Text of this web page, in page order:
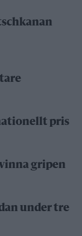
pris
gripen
under tre